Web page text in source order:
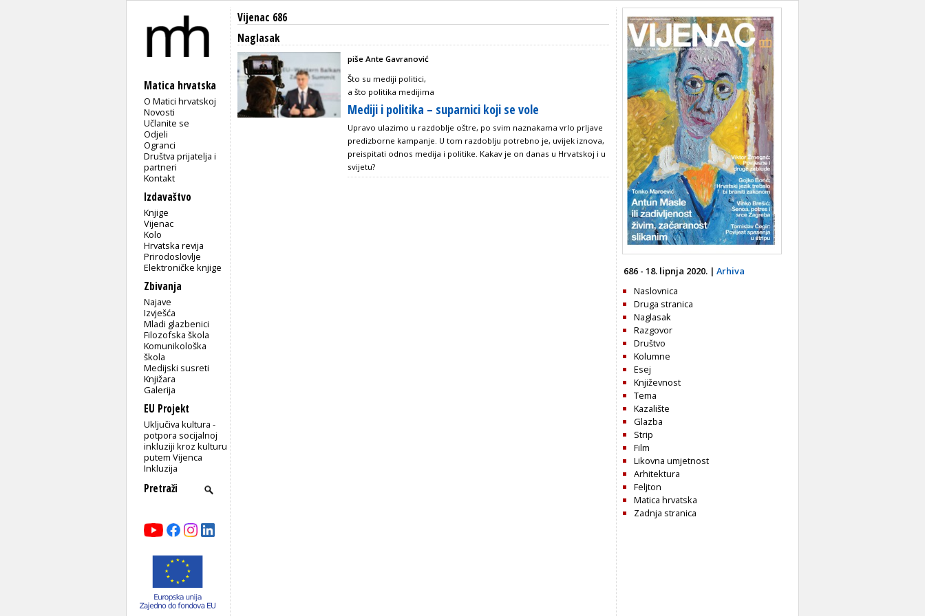
Matica hrvatska
O Matici hrvatskoj
Novosti
Učlanite se
Odjeli
Ogranci
Društva prijatelja i
partneri
Kontakt
Izdavaštvo
Knjige
Vijenac
Kolo
Hrvatska revija
Prirodoslovlje
Elektroničke knjige
Zbivanja
Najave
Izvješća
Mladi glazbenici
Filozofska škola
Komunikološka
škola
Medijski susreti
Knjižara
Galerija
EU Projekt
Uključiva kultura -
potpora socijalnoj
inkluziji kroz kulturu
putem Vijenca
Inkluzija
Vijenac 686
Naglasak
piše Ante Gavranović
Što su mediji politici,
a što politika medijima
Mediji i politika – suparnici koji se vole
Upravo ulazimo u razdoblje oštre, po svim naznakama vrlo prljave
predizborne kampanje. U tom razdoblju potrebno je, uvijek iznova,
preispitati odnos medija i politike. Kakav je on danas u Hrvatskoj i u
svijetu?
686 - 18. lipnja 2020. | Arhiva
Naslovnica
Druga stranica
Naglasak
Razgovor
Društvo
Kolumne
Esej
Književnost
Tema
Kazalište
Glazba
Strip
Film
Likovna umjetnost
Arhitektura
Feljton
Matica hrvatska
Zadnja stranica